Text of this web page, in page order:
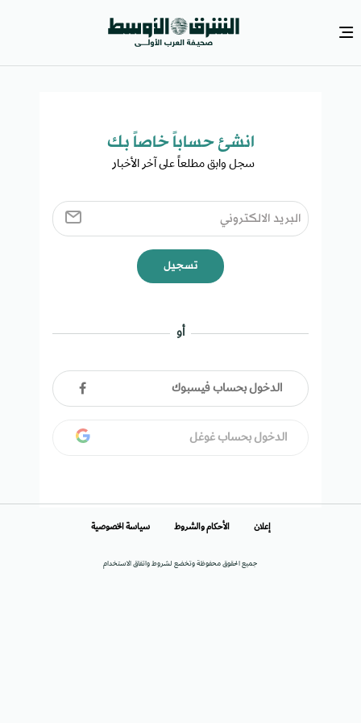
انشئ حساباً خاصاً بك​
سجل وابق مطلعاً على آخر الأخبار ​
تسجيل
أو
الدخول بحساب فيسبوك
الدخول بحساب غوغل
جميع الحقوق محفوظة وتخضع لشروط واتفاق الاستخدام
إعلان الأحكام والشروط سياسة الخصوصية